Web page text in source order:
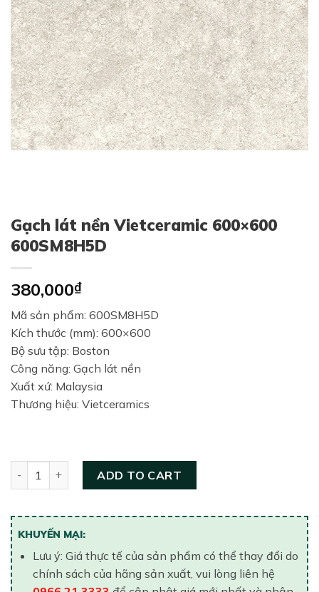
Gạch lát nền Vietceramic 600×600
600SM8H5D
380,000₫
Mã sản phẩm: 600SM8H5D
Kích thước (mm): 600×600
Bộ sưu tập: Boston
Công năng: Gạch lát nền
Xuất xứ: Malaysia
Thương hiệu: Vietceramics
ADD TO CART
KHUYẾN MẠI:
Lưu ý: Giá thực tế của sản phẩm có thể thay đổi do
chính sách của hãng sản xuất, vui lòng liên hệ